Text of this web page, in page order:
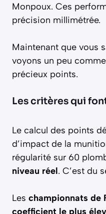
Monpoux. Ces
précision millimétrée.
Maintenant que vous
voyons un peu
précieux points.
Les critères qui
Le calcul des points
d’impact de la
régularité sur 60
niveau réel. C’est du
Les championnats de
coefficient le plus